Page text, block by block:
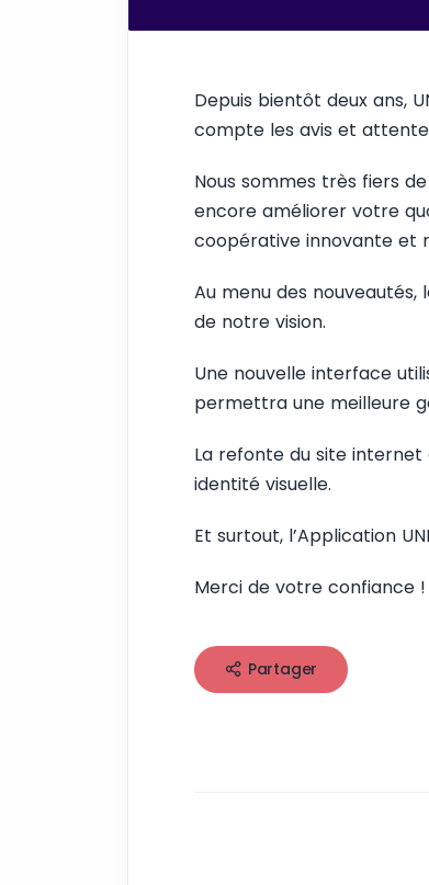
Depuis bientôt deux ans,
compte les avis et
Nous sommes très fiers
encore améliorer votre
coopérative innovante et
Au menu des nouveautés,
de notre vision.
Une nouvelle interface
permettra une meilleure
La refonte du site internet
identité visuelle.
Et surtout, l’Application
Merci de votre confiance !
Partager